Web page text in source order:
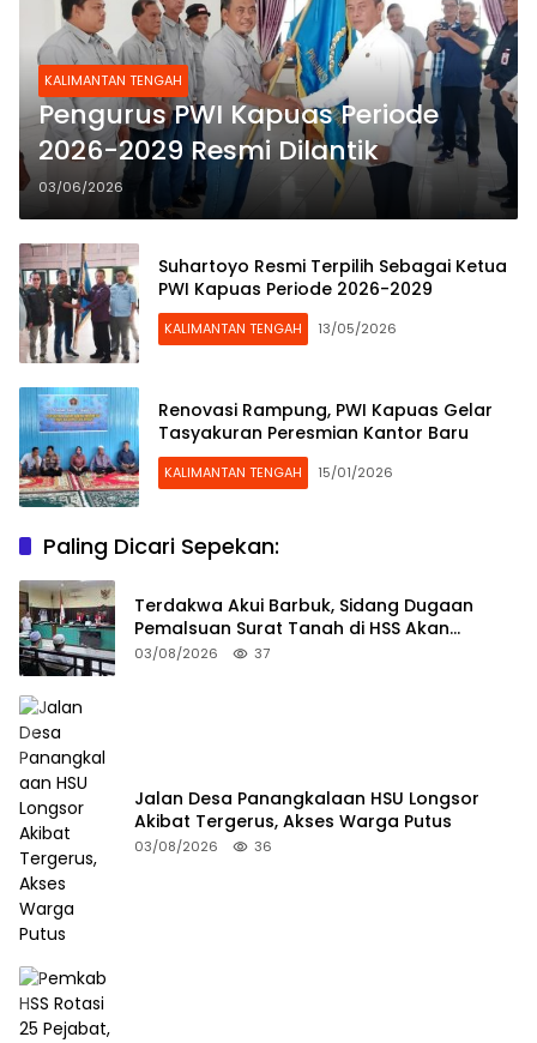
KALIMANTAN TENGAH
Pengurus PWI Kapuas Periode
2026-2029 Resmi Dilantik
03/06/2026
Suhartoyo Resmi Terpilih Sebagai Ketua
PWI Kapuas Periode 2026-2029
KALIMANTAN TENGAH 13/05/2026
Renovasi Rampung, PWI Kapuas Gelar
Tasyakuran Peresmian Kantor Baru
KALIMANTAN TENGAH 15/01/2026
Paling Dicari Sepekan:
Terdakwa Akui Barbuk, Sidang Dugaan
Pemalsuan Surat Tanah di HSS Akan
Berlanjut Tuntutan JPU
03/08/2026 37
Jalan Desa Panangkalaan HSU Longsor
Akibat Tergerus, Akses Warga Putus
03/08/2026 36